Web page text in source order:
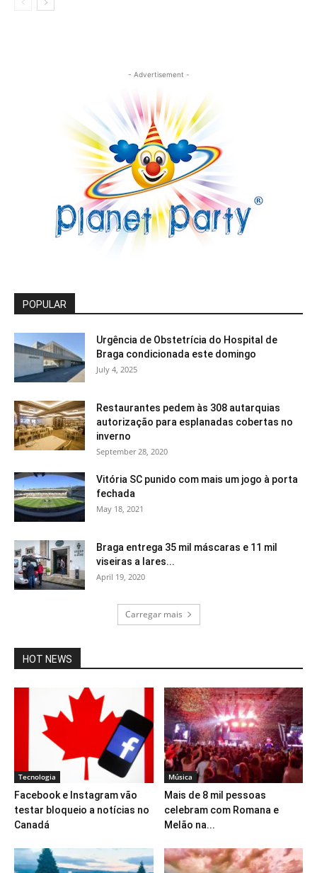
- Advertisement -
POPULAR
Urgência de Obstetrícia do Hospital de
Braga condicionada este domingo
July 4, 2025
Restaurantes pedem às 308 autarquias
autorização para esplanadas cobertas no
inverno
September 28, 2020
Vitória SC punido com mais um jogo à porta
fechada
May 18, 2021
Braga entrega 35 mil máscaras e 11 mil
viseiras a lares...
April 19, 2020
Carregar mais
HOT NEWS
Tecnologia
Facebook e Instagram vão
testar bloqueio a notícias no
Canadá
Música
Mais de 8 mil pessoas
celebram com Romana e
Melão na...